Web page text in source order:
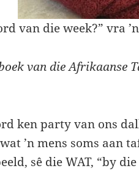
van die week?” vra
van die Afrikaanse
ken party van ons
’n mens soms aan
sê die WAT, “by